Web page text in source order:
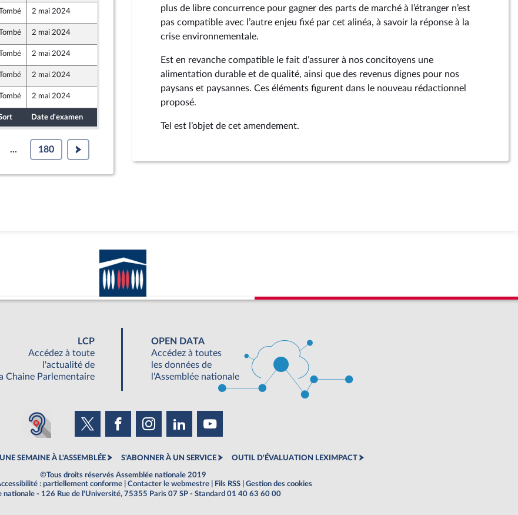
2 mai 2024
Populaire écologique et sociale
2 mai 2024
et Territoires
2 mai 2024
2 mai 2024
2 mai 2024
Date d'examen
... 180
plus de libre concurrence pour gagner des parts de marché à l’étranger n’est
pas compatible avec l’autre enjeu fixé par cet alinéa, à savoir la réponse à la
crise environnementale.
Est en revanche compatible le fait d’assurer à nos concitoyens une
alimentation durable et de qualité, ainsi que des revenus dignes pour nos
paysans et paysannes. Ces éléments figurent dans le nouveau rédactionnel
proposé.
Tel est l’objet de cet amendement.
LCP
Accédez à toute
l'actualité de
Chaine Parlementaire
OPEN DATA
Accédez à toutes
les données de
l'Assemblée nationale
UNE SEMAINE À L'ASSEMBLÉE S'ABONNER À UN SERVICE OUTIL D'ÉVALUATION LEXIMPACT
©Tous droits réservés Assemblée nationale 2019
: partiellement conforme Contacter le webmestre Fils RSS
Gestion des cookies
nationale - 126 Rue de l'Université, 75355 Paris 07 SP - Standard 01 40 63 60 00